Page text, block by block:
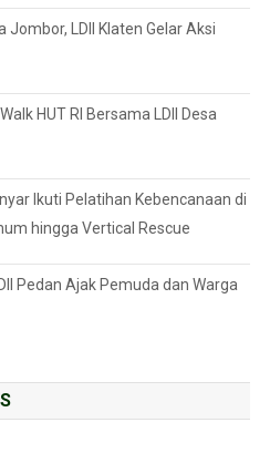
LDII Klaten Gelar Aksi
HUT RI Bersama LDII Desa
Ikuti Pelatihan Kebencanaan di
hingga Vertical Rescue
Pedan Ajak Pemuda dan Warga